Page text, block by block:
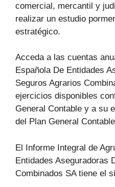
comercial, mercantil y
realizar un estudio
estratégico.
Acceda a las cuentas
Española De Entidades
Seguros Agrarios
ejercicios disponibles
General Contable y a su
del Plan General
El Informe Integral de
Entidades Aseguradoras
Combinados SA tiene el